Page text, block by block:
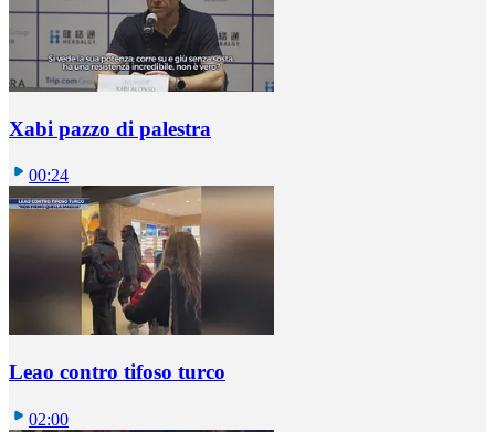
Xabi pazzo di palestra
00:24
Leao contro tifoso turco
02:00